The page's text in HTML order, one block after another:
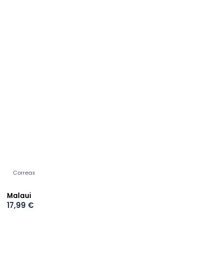
Correas
Malaui
17,99 €